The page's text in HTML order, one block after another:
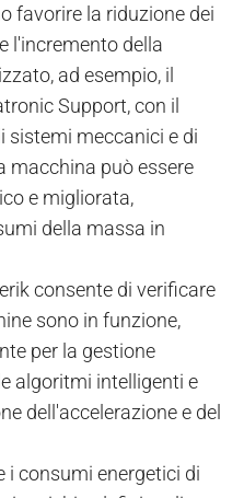
favorire la riduzione dei
l'incremento della
ad esempio, il
Support, con il
sistemi meccanici e di
macchina può essere
e migliorata,
della massa in
consente di verificare
sono in funzione,
per la gestione
algoritmi intelligenti e
dell'accelerazione e del
i consumi energetici di